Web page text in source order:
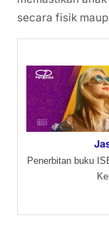
secara fisik
Penerbitan buku